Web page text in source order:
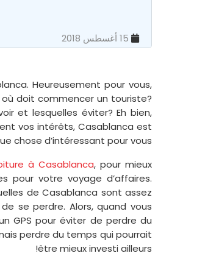
15 أغسطس 2018
Heureusement pour vous,
doit commencer un touriste?
et lesquelles éviter? Eh bien,
vos intérêts, Casablanca est
chose d’intéressant pour vous.
à Casablanca, pour mieux
pour votre voyage d’affaires.
de Casablanca sont assez
se perdre. Alors, quand vous
GPS pour éviter de perdre du
perdre du temps qui pourrait
être mieux investi ailleurs!